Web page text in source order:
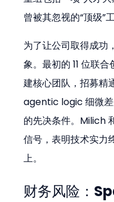
曾被其忽视的“顶级”工
为了让公司取得成功
象。最初的 11 位联
建核心团队，招募
agentic logic 细微差
的先决条件。Milich
信号，表明技术实力
上。
财务风险：